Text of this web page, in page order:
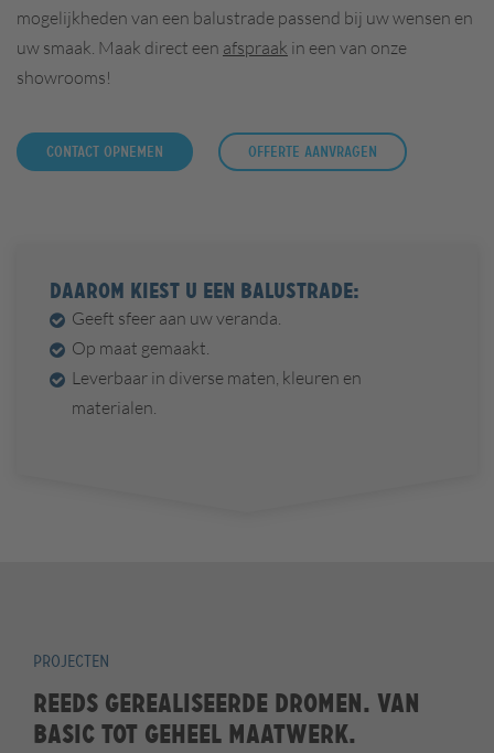
mogelijkheden van een balustrade passend bij uw wensen en
uw smaak. Maak direct een afspraak in een van onze
showrooms!
CONTACT OPNEMEN OFFERTE AANVRAGEN
DAAROM KIEST U EEN BALUSTRADE:
Geeft sfeer aan uw veranda.
Op maat gemaakt.
Leverbaar in diverse maten, kleuren en
materialen.
PROJECTEN
Reeds gerealiseerde dromen. Van
basic tot geheel maatwerk.